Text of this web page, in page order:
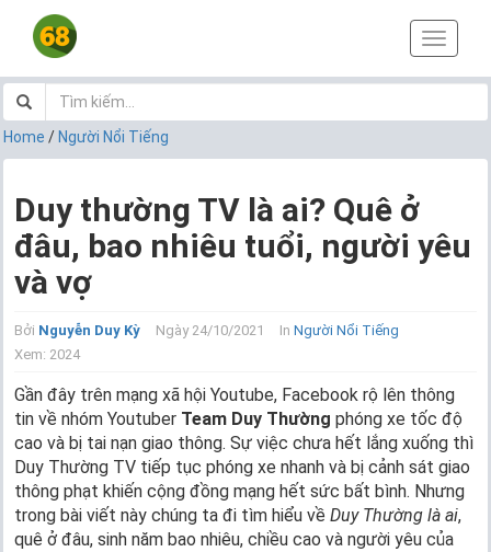
T
o
g
i
g
Home / Người Nổi Tiếng
Duy thường TV là ai? Quê ở
đâu, bao nhiêu tuổi, người yêu
và vợ
Bởi Nguyễn Duy Kỳ Ngày 24/10/2021 In Người Nổi Tiếng
Xem: 2024
Gần đây trên mạng xã hội Youtube, Facebook rộ lên thông
tin về nhóm Youtuber Team Duy Thường phóng xe tốc độ
cao và bị tai nạn giao thông. Sự việc chưa hết lắng xuống thì
Duy Thường TV tiếp tục phóng xe nhanh và bị cảnh sát giao
thông phạt khiến cộng đồng mạng hết sức bất bình. Nhưng
trong bài viết này chúng ta đi tìm hiểu về Duy Thường là ai,
quê ở đâu, sinh năm bao nhiêu, chiều cao và người yêu của